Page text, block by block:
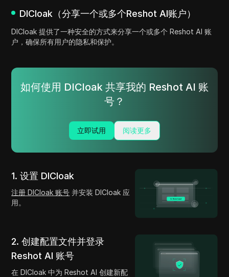
DICloak（分享一个或多个Reshot AI账户）
DICloak 提供了一种安全的方式来分享一个或多个 Reshot AI 账
户，确保所有用户的隐私和保护。
如何使用 DICloak 共享我的 Reshot AI 账
号？
立即试用 阅读更多
1. 设置 DICloak
注册 DICloak 账号 并安装 DICloak 应
用。
2. 创建配置文件并登录
Reshot AI 账号
在 DICloak 中为 Reshot AI 创建新配